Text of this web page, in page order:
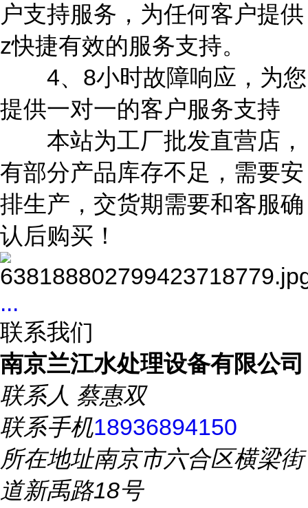
户支持服务，为任何客户提供
z快捷有效的服务支持。
4、8小时故障响应，为您
提供一对一的客户服务支持
本站为工厂批发直营店，
有部分产品库存不足，需要安
排生产，交货期需要和客服确
认后购买！
...
联系我们
南京兰江水处理设备有限公司
联系人 蔡惠双
联系手机18936894150
所在地址南京市六合区横梁街
道新禹路18号